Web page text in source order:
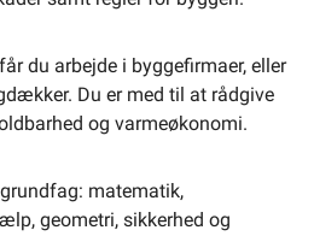
du arbejde i byggefirmaer, eller
Du er med til at rådgive
og varmeøkonomi.
matematik,
geometri, sikkerhed og